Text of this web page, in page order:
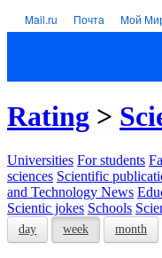
Mail.ru Почта Мой
Rating >
Universities For students
sciences Scientific
and Technology News
Scientic jokes Schools
day week month